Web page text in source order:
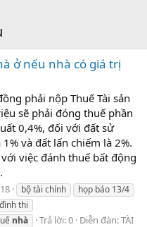
ở nếu nhà có giá trị
phải nộp Thuế Tài sản
sẽ phải đóng thuế phần
0,4%, đối với đất sử
và đất lấn chiếm là 2%.
việc đánh thuế bất động
bộ tài chính
họp báo 13/4
thi
nhà Trả lời: 0 Diễn đàn:TÀI